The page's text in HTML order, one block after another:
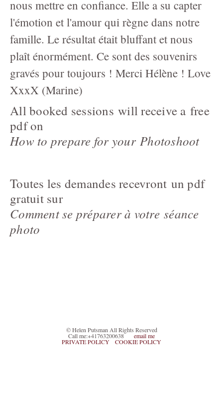
nous mettre en confiance. Elle a su capter
l'émotion et l'amour qui règne dans notre
famille. Le résultat était bluffant et nous
plaît énormément. Ce sont des souvenirs
gravés pour toujours ! Merci Hélène ! Love
XxxX (Marine)
All booked sessions will receive a free
pdf on
How to prepare for your Photoshoot
Toutes les demandes recevront un pdf
gratuit sur
Comment se préparer à votre séance
photo
© Helen Putsman All Rights Reserved
Call me:+41763200638 email me
PRIVATE POLICY COOKIE POLICY